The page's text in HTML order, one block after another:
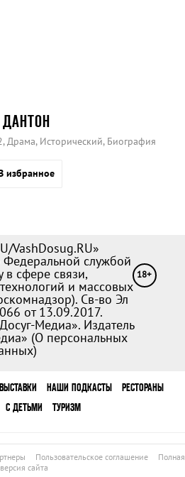
ДАНТОН
Драма, Исторический, Биография
избранное
VashDosug.RU»
Федеральной службой
в сфере связи,
и массовых
Св-во Эл
от 13.09.2017.
Медиа». Издатель
(О персональных
)
18+
ВЫСТАВКИ НАШИ ПОДКАСТЫ
РЕСТОРАНЫ
С ДЕТЬМИ ТУРИЗМ
Пользовательское соглашение
Полная
версия сайта